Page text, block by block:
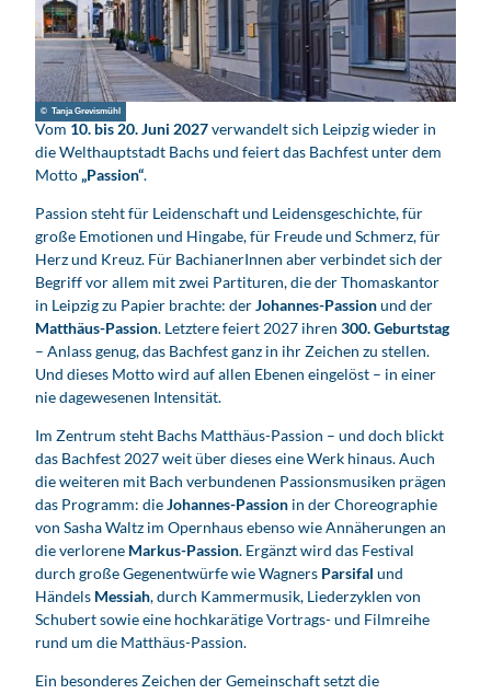
© Tanja Grevismühl
Vom 10. bis 20. Juni 2027verwandelt sich Leipzig wieder in
die Welthauptstadt Bachs und feiert das Bachfest unter dem
Motto „Passion“.
Passion steht für Leidenschaft und Leidensgeschichte, für
große Emotionen und Hingabe, für Freude und Schmerz, für
Herz und Kreuz. Für BachianerInnen aber verbindet sich der
Begriff vor allem mit zwei Partituren, die der Thomaskantor
in Leipzig zu Papier brachte: derJohannes-Passionund der
Matthäus-Passion. Letztere feiert 2027 ihren 300. Geburtstag
– Anlass genug, das Bachfest ganz in ihr Zeichen zu stellen.
Und dieses Motto wird auf allen Ebenen eingelöst – in einer
nie dagewesenen Intensität.
Im Zentrum steht Bachs Matthäus-Passion – und doch blickt
das Bachfest 2027 weit über dieses eine Werk hinaus. Auch
die weiteren mit Bach verbundenen Passionsmusiken prägen
das Programm: dieJohannes-Passion in der Choreographie
von Sasha Waltz im Opernhaus ebenso wie Annäherungen an
die verlorene Markus-Passion. Ergänzt wird das Festival
durch große Gegenentwürfe wie Wagners Parsifal und
Händels Messiah, durch Kammermusik, Liederzyklen von
Schubert sowie eine hochkarätige Vortrags- und Filmreihe
rund um die Matthäus-Passion.
Ein besonderes Zeichen der Gemeinschaft setzt die